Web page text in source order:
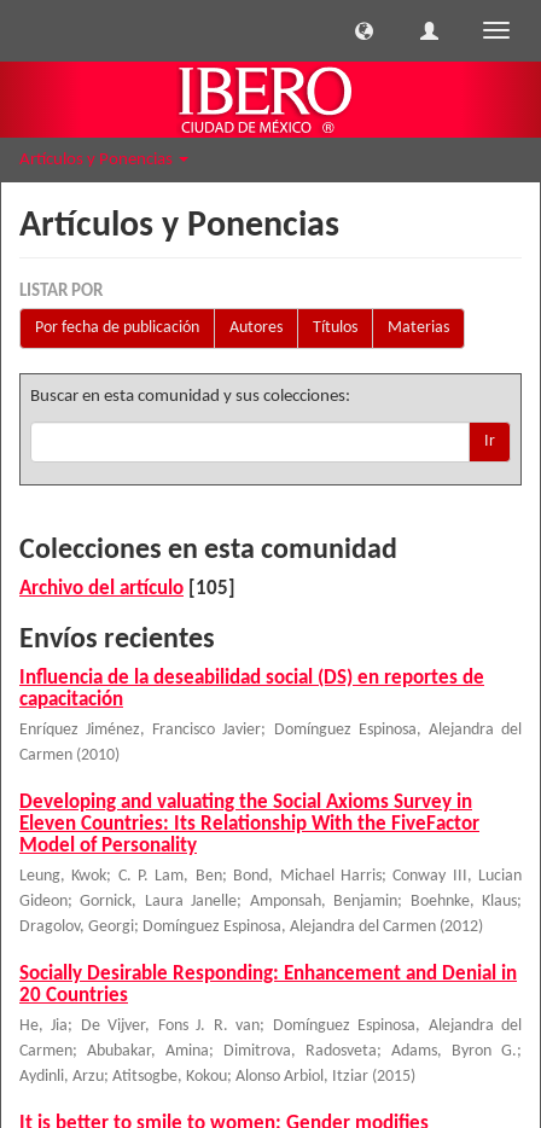
Artículos y Ponencias
Artículos y Ponencias
LISTAR POR
Por fecha de publicación
Autores Títulos Materias
Buscar en esta comunidad y sus colecciones:
Ir
Colecciones en esta comunidad
Archivo del artículo [105]
Envíos recientes
Influencia de la deseabilidad social (DS) en reportes de
capacitación
Enríquez Jiménez, Francisco Javier;
Domínguez Espinosa, Alejandra del
Carmen (2010)
Developing and valuating the Social Axioms Survey in
Eleven Countries: Its Relationship With the FiveFactor
Model of Personality
Leung, Kwok; C. P. Lam, Ben; Bond, Michael Harris;Conway III, Lucian
Gideon;Gornick, Laura Janelle; Amponsah, Benjamin; Boehnke, Klaus;
Dragolov, Georgi; Domínguez Espinosa, Alejandra del Carmen (2012)
Socially Desirable Responding: Enhancement and Denial in
20 Countries
He, Jia; De Vijver, Fons J. R. van;
Domínguez Espinosa, Alejandra del
Carmen; Abubakar, Amina; Dimitrova, Radosveta; Adams, Byron G.;
Aydinli, Arzu; Atitsogbe, Kokou; Alonso Arbiol, Itziar (2015)
It is better to smile to women: Gender modifies